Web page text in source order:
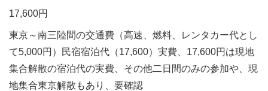
17,600円
東京～南三陸間の交通費（高速、燃料、レンタカー代とし
て5,000円）民宿宿泊代（17,600）実費、17,600円は現地
集合解散の宿泊代の実費、その他二日間のみの参加や、現
地集合東京解散もあり、要確認